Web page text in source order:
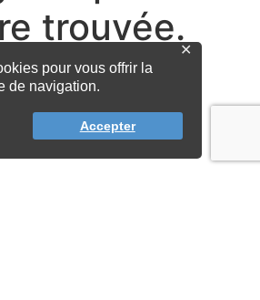
pour vous offrir la
de navigation.
Accepter
✕